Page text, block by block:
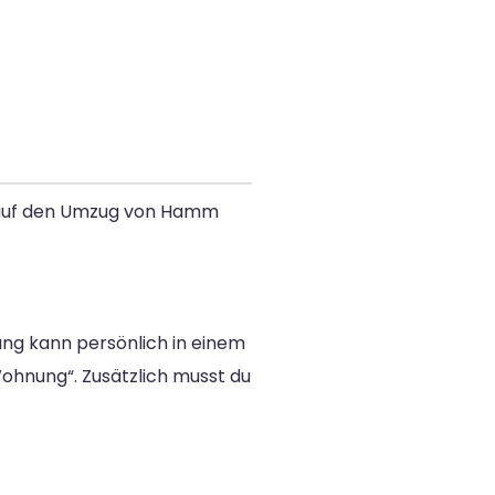
den Umzug von Hamm
kann persönlich in einem
Zusätzlich musst du